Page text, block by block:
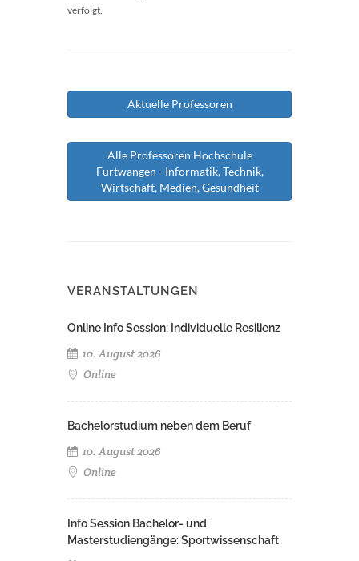
verfolgt.
Aktuelle Professoren
Alle Professoren Hochschule
Furtwangen - Informatik, Technik,
Wirtschaft, Medien, Gesundheit
VERANSTALTUNGEN
Online Info Session: Individuelle Resilienz
10. August 2026
Online
Bachelorstudium neben dem Beruf
10. August 2026
Online
Info Session Bachelor- und
Masterstudiengänge: Sportwissenschaft